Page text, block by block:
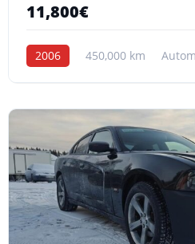
11,800€
2006 450,000 km